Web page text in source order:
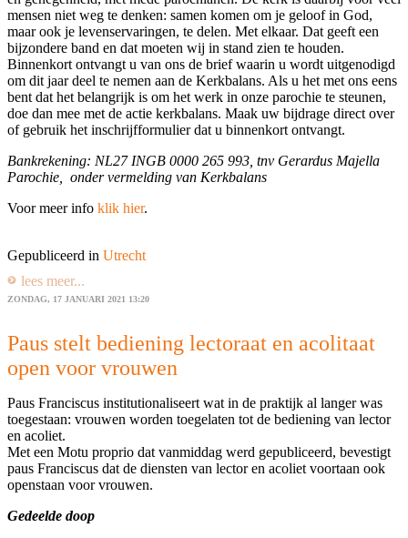
mensen niet weg te denken: samen komen om je geloof in God,
maar ook je levenservaringen, te delen. Met elkaar. Dat geeft een
bijzondere band en dat moeten wij in stand zien te houden.
Binnenkort ontvangt u van ons de brief waarin u wordt uitgenodigd
om dit jaar deel te nemen aan de Kerkbalans. Als u het met ons eens
bent dat het belangrijk is om het werk in onze parochie te steunen,
doe dan mee met de actie kerkbalans. Maak uw bijdrage direct over
of gebruik het inschrijfformulier dat u binnenkort ontvangt.
Bankrekening: NL27 INGB 0000 265 993, tnv Gerardus Majella
Parochie, onder vermelding van Kerkbalans
Voor meer info klik hier.
Gepubliceerd in Utrecht
lees meer...
ZONDAG, 17 JANUARI 2021 13:20
Paus stelt bediening lectoraat en acolitaat
open voor vrouwen
Paus Franciscus institutionaliseert wat in de praktijk al langer was
toegestaan: vrouwen worden toegelaten tot de bediening van lector
en acoliet.
Met een Motu proprio dat vanmiddag werd gepubliceerd, bevestigt
paus Franciscus dat de diensten van lector en acoliet voortaan ook
openstaan voor vrouwen.
Gedeelde doop